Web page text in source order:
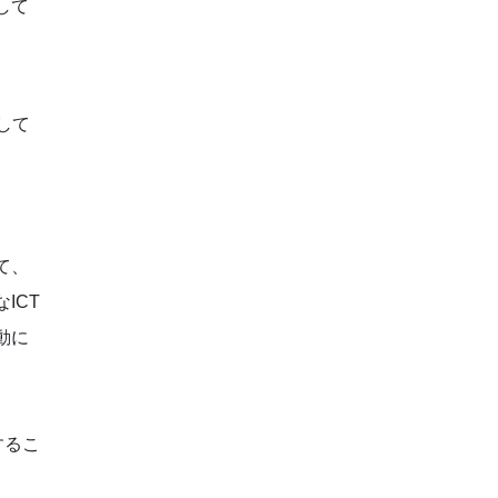
て
て
ICT
に
こ